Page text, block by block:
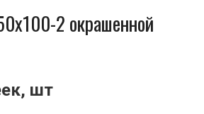
2 окрашенной
шт